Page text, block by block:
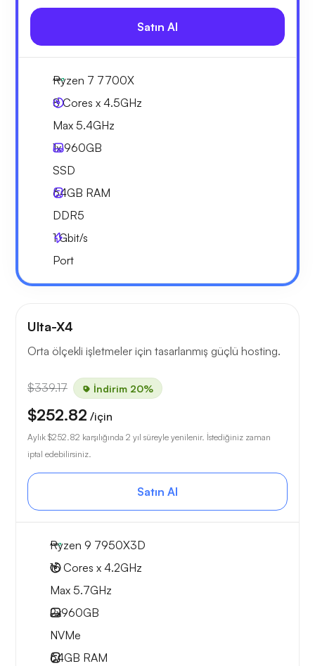
Satın Al
Ryzen 7 7700X
8 Cores x 4.5GHz
Max 5.4GHz
1x960GB
SSD
64GB RAM
DDR5
1Gbit/s
Port
Ulta-X4
Orta ölçekli işletmeler için tasarlanmış güçlü hosting.
$339.17 İndirim 20%
$252.82 /için
Aylık $252.82 karşılığında 2 yıl süreyle yenilenir. İstediğiniz zaman
iptal edebilirsiniz.
Satın Al
Ryzen 9 7950X3D
16 Cores x 4.2GHz
Max 5.7GHz
2x960GB
NVMe
64GB RAM